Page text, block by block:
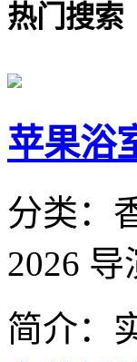
热门搜索
苹果浴
分类：
2026 导
简介：